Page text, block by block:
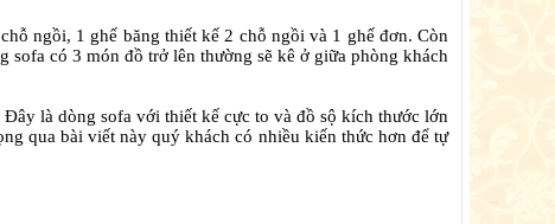
ngồi, 1 ghế băng thiết kế 2 chỗ ngồi và 1 ghế đơn. Còn
sofa có 3 món đồ trở lên thường sẽ kê ở giữa phòng khách
là dòng sofa với thiết kế cực to và đồ sộ kích thước lớn
qua bài viết này quý khách có nhiều kiến thức hơn để tự